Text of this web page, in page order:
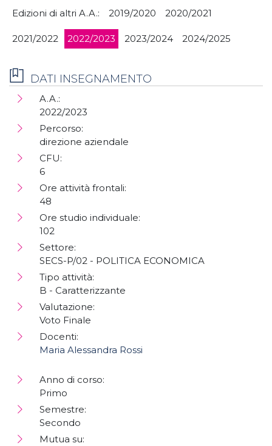
Edizioni di altri A.A.: 2019/2020 2020/2021
2021/2022 2022/2023 2023/2024 2024/2025
DATI INSEGNAMENTO
A.A.:
2022/2023
Percorso:
direzione aziendale
CFU:
6
Ore attività frontali:
48
Ore studio individuale:
102
Settore:
SECS-P/02 - POLITICA ECONOMICA
Tipo attività:
B - Caratterizzante
Valutazione:
Voto Finale
Docenti:
Maria Alessandra Rossi
Anno di corso:
Primo
Semestre:
Secondo
Mutua su: